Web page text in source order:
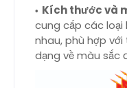
Kích thước và
cung cấp các loại
nhau, phù hợp
dạng về màu sắc